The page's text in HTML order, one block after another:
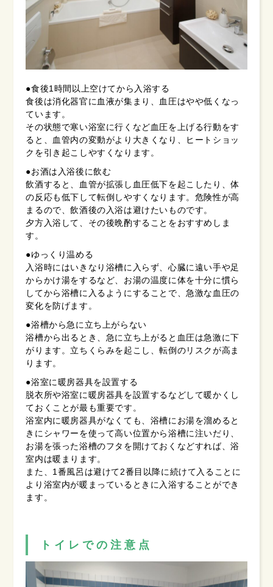
●食後1時間以上空けてから入浴する
食後は消化器官に血液が集まり、血圧はやや低くなっ
ています。
その状態で寒い浴室に行くなど血圧を上げる行動をす
ると、血管内の変動がより大きくなり、ヒートショッ
クを引き起こしやすくなります。
●お酒は入浴後に飲む
飲酒すると、血管が拡張し血圧低下を起こしたり、体
の反応も低下して転倒しやすくなります。危険性が高
まるので、飲酒後の入浴は避けたいものです。
夕方入浴して、その後晩酌することをおすすめしま
す。
●ゆっくり温める
入浴時にはいきなり浴槽に入らず、心臓に遠い手や足
からかけ湯をするなど、お湯の温度に体を十分に慣ら
してから浴槽に入るようにすることで、急激な血圧の
変化を防げます。
●浴槽から急に立ち上がらない
浴槽から出るとき、急に立ち上がると血圧は急激に下
がります。立ちくらみを起こし、転倒のリスクが高ま
ります。
●浴室に暖房器具を設置する
脱衣所や浴室に暖房器具を設置するなどして暖かくし
ておくことが最も重要です。
浴室内に暖房器具がなくても、浴槽にお湯を溜めると
きにシャワーを使って高い位置から浴槽に注いだり、
お湯を張った浴槽のフタを開けておくなどすれば、浴
室内は暖まります。
また、1番風呂は避けて2番目以降に続けて入ることに
より浴室内が暖まっているときに入浴することができ
ます。
トイレでの注意点